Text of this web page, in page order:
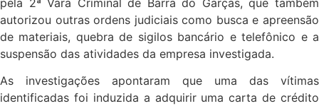
autorizou outras ordens judiciais como busca e apreensão
de materiais, quebra de sigilos bancário e telefônico e a
suspensão das atividades da empresa investigada.
As investigações apontaram que uma das vítimas
identificadas foi induzida a adquirir uma carta de crédito